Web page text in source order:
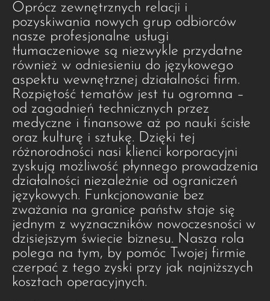
Oprócz zewnętrznych relacji i
pozyskiwania nowych grup odbiorców
nasze profesjonalne usługi
tłumaczeniowe są niezwykle przydatne
również w odniesieniu do językowego
aspektu wewnętrznej działalności firm.
Rozpiętość tematów jest tu ogromna –
od zagadnień technicznych przez
medyczne i finansowe aż po nauki ścisłe
oraz kulturę i sztukę. Dzięki tej
różnorodności nasi klienci korporacyjni
zyskują możliwość płynnego prowadzenia
działalności niezależnie od ograniczeń
językowych. Funkcjonowanie bez
zważania na granice państw staje się
jednym z wyznaczników nowoczesności w
dzisiejszym świecie biznesu. Nasza rola
polega na tym, by pomóc Twojej firmie
czerpać z tego zyski przy jak najniższych
kosztach operacyjnych.